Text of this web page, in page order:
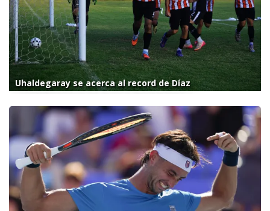
Uhaldegaray se acerca al record de Díaz